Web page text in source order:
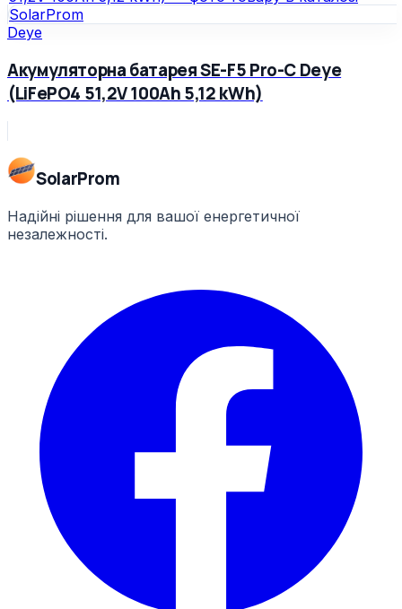
Deye
Акумуляторна батарея SE-F5 Pro-C Deye
(LiFePO4 51,2V 100Ah 5,12 kWh)
SolarProm
Надійні рішення для вашої енергетичної
незалежності.